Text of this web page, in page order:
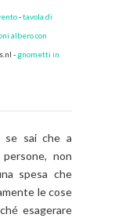
-tavola di
albero con
- gnometti in
se sai che a
non
spesa che
le cose
esagerare